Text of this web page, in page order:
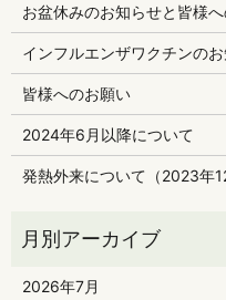
お盆休みのお知らせと皆様
インフルエンザワクチンの
皆様へのお願い
2024年6月以降について
発熱外来について（2023年
2026年7月